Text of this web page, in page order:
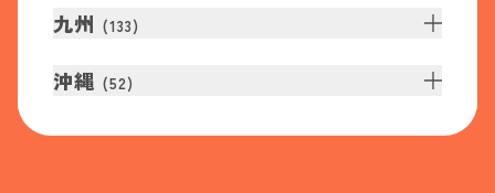
九州 (133)
沖縄 (52)